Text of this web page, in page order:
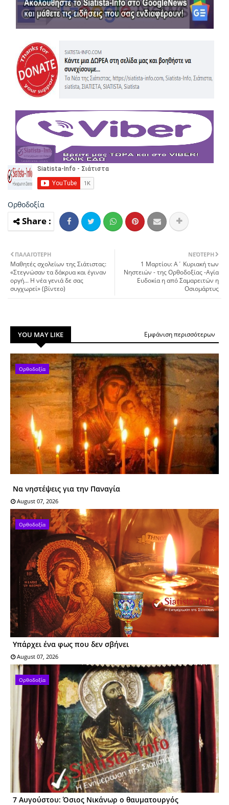
Ορθοδοξία
ΝΕΌΤΕΡΗ
1 Μαρτίου: Α΄ Κυριακή των
Νηστειών - της Ορθοδοξίας -Αγία
Ευδοκία η από Σαμαρειτών η
Οσιομάρτυς
ΠΑΛΑΙΌΤΕΡΗ
Μαθητές σχολείων της Σιάτιστας:
«Στεγνώσαν τα δάκρυα και έγιναν
οργή... Η νέα γενιά δε σας
συγχωρεί» (βίντεο)
YOU MAY LIKE Εμφάνιση περισσότερων
Ορθοδοξία
Να νηστέψεις για την Παναγία
August 07, 2026
Ορθοδοξία
Υπάρχει ένα φως που δεν σβήνει
August 07, 2026
Ορθοδοξία
7 Αυγούστου: Όσιος Nικάνωρ o θαυματoυργός